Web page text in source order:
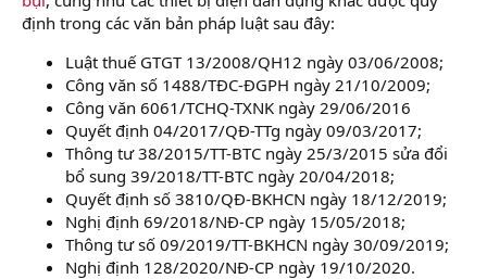
định trong các văn bản pháp luật sau đây:
Luật thuế GTGT 13/2008/QH12 ngày 03/06/2008;
Công văn số 1488/TĐC-ĐGPH ngày 21/10/2009;
Công văn 6061/TCHQ-TXNK ngày 29/06/2016
Quyết định 04/2017/QĐ-TTg ngày 09/03/2017;
Thông tư 38/2015/TT-BTC ngày 25/3/2015 sửa đổi
bổ sung 39/2018/TT-BTC ngày 20/04/2018;
Quyết định số 3810/QĐ-BKHCN ngày 18/12/2019;
Nghị định 69/2018/NĐ-CP ngày 15/05/2018;
Thông tư số 09/2019/TT-BKHCN ngày 30/09/2019;
Nghị định 128/2020/NĐ-CP ngày 19/10/2020.